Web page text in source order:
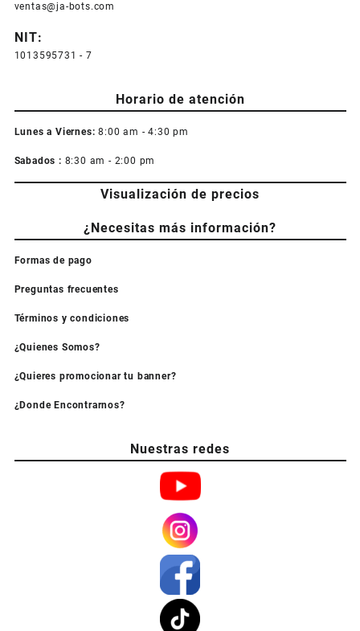
ventas@ja-bots.com
NIT:
1013595731 - 7
Horario de atención
Lunes a Viernes: 8:00 am - 4:30 pm
Sabados : 8:30 am - 2:00 pm
Visualización de precios
¿Necesitas más información?
Formas de pago
Preguntas frecuentes
Términos y condiciones
¿Quienes Somos?
¿Quieres promocionar tu banner?
¿Donde Encontrarnos?
Nuestras redes